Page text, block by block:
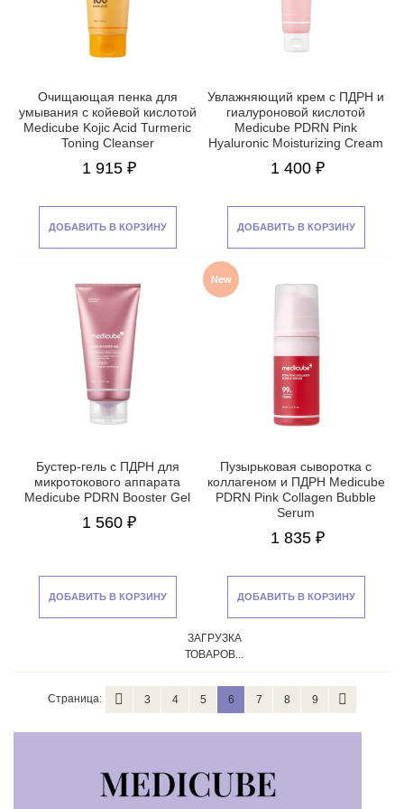
Очищающая пенка для
умывания с койевой кислотой
Medicube Kojic Acid Turmeric
Toning Cleanser
1 915 ₽
ДОБАВИТЬ В КОРЗИНУ
Увлажняющий крем с ПДРН и
гиалуроновой кислотой
Medicube PDRN Pink
Hyaluronic Moisturizing Cream
1 400 ₽
ДОБАВИТЬ В КОРЗИНУ
Бустер-гель с ПДРН для
микротокового аппарата
Medicube PDRN Booster Gel
1 560 ₽
ДОБАВИТЬ В КОРЗИНУ
New
Пузырьковая сыворотка с
коллагеном и ПДРН Medicube
PDRN Pink Collagen Bubble
Serum
1 835 ₽
ДОБАВИТЬ В КОРЗИНУ
ЗАГРУЗКА
ТОВАРОВ...
Страница: 3 4 5 6 7 8 9